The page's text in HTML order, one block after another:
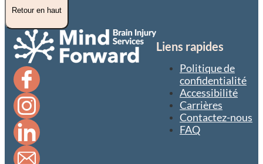
Retour en haut
Liens rapides
Politique de
confidentialité
Accessibilité
Carrières
Contactez-nous
FAQ